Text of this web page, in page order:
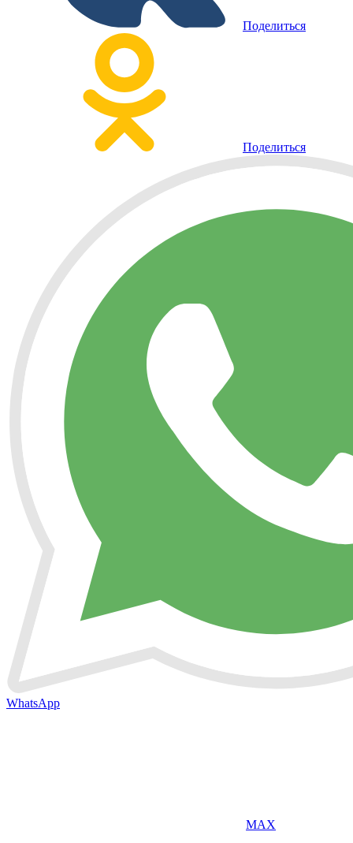
Поделиться
Поделиться
WhatsApp
MAX